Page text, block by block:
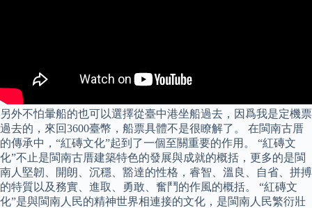
另外不怕暈船的也可以選擇從臺中港坐船過去，因爲我是定機票
過去的，來回3600臺幣，船票具體不是很瞭解了。 在閩南古厝
的傳承中，“紅磚文化”起到了一個至關重要的作用。 “紅磚文
化”不止是閩南古厝建築特色的發展與成就的概括，更多的是閩
南人堅韌、開朗、沉穩、豁達的性格，睿智、溫良、自省、拼搏
的特質以及務實、進取、勇敢、奮鬥的作風的概括。 “紅磚文
化”是與閩南人民的精神世界相連接的文化，是閩南人民繁衍壯